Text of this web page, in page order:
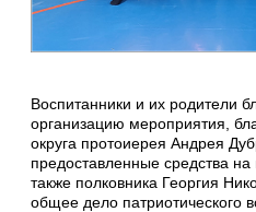
Воспитанники и их родители
организацию мероприятия,
округа протоиерея Андрея
предоставленные средства
также полковника Георгия
общее дело патриотического